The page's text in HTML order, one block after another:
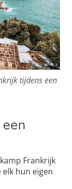
tijdens een
Frankrijk
elk hun eigen